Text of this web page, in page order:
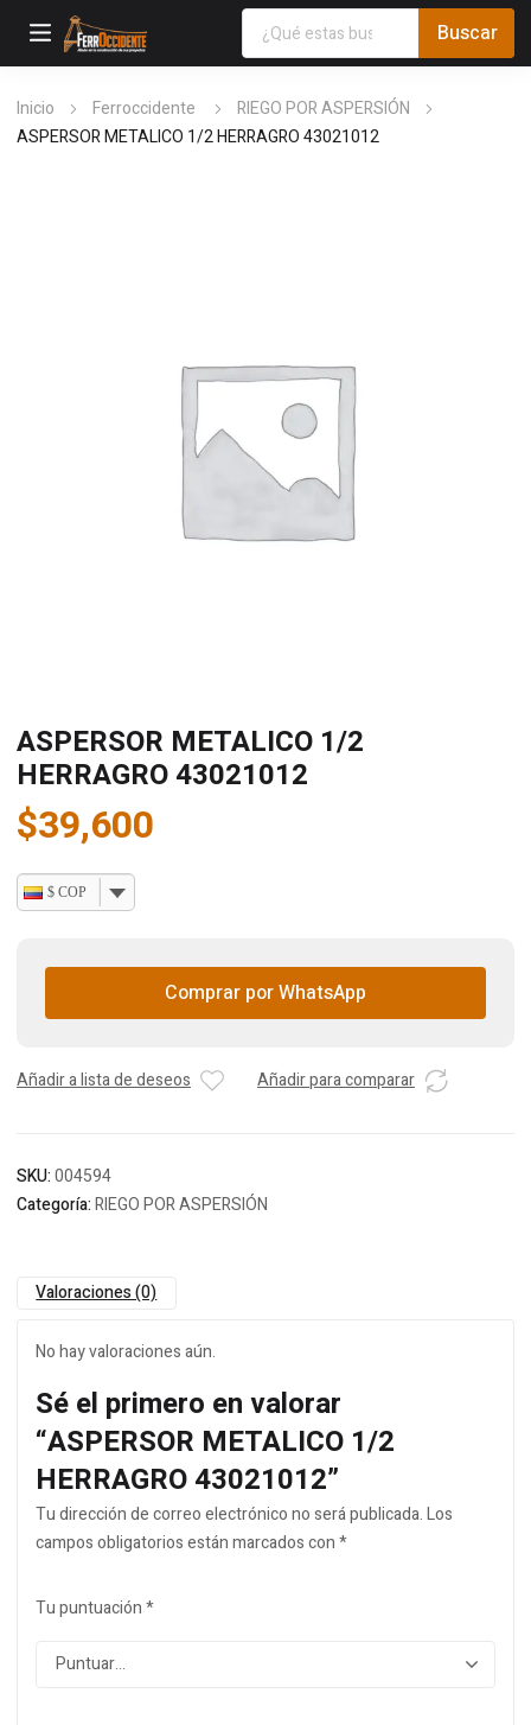
Inicio Ferroccidente
RIEGO POR ASPERSIÓN
ASPERSOR METALICO 1/2 HERRAGRO 43021012
ASPERSOR METALICO 1/2
HERRAGRO 43021012
$39,600
$ COP
Comprar por WhatsApp
Añadir a lista de deseos Añadir para comparar
SKU:004594
Categoría:RIEGO POR ASPERSIÓN
Valoraciones (0)
No hay valoraciones aún.
Sé el primero en valorar
“ASPERSOR METALICO 1/2
HERRAGRO 43021012”
Tu dirección de correo electrónico no será publicada.Los
campos obligatorios están marcados con*
Tu puntuación*